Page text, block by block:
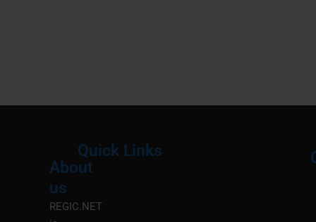
About
us
REGIC.NET
Quick Links